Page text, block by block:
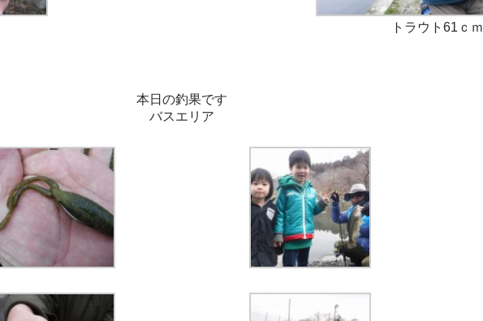
トラウト61ｃｍ
本日の釣果です
バスエリア